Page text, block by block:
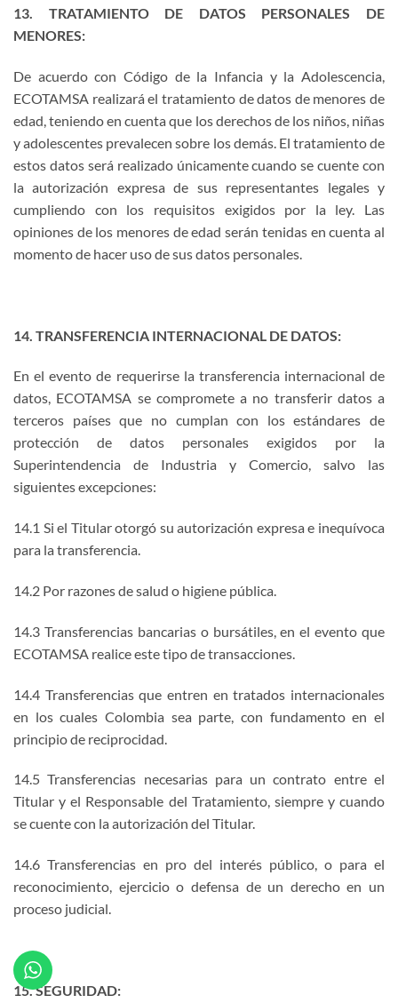
13. TRATAMIENTO DE DATOS PERSONALES DE
MENORES:
De acuerdo con Código de la Infancia y la Adolescencia,
ECOTAMSA realizará el tratamiento de datos de menores de
edad, teniendo en cuenta que los derechos de los niños, niñas
y adolescentes prevalecen sobre los demás. El tratamiento de
estos datos será realizado únicamente cuando se cuente con
la autorización expresa de sus representantes legales y
cumpliendo con los requisitos exigidos por la ley. Las
opiniones de los menores de edad serán tenidas en cuenta al
momento de hacer uso de sus datos personales.
14. TRANSFERENCIA INTERNACIONAL DE DATOS:
En el evento de requerirse la transferencia internacional de
datos, ECOTAMSA se compromete a no transferir datos a
terceros países que no cumplan con los estándares de
protección de datos personales exigidos por la
Superintendencia de Industria y Comercio, salvo las
siguientes excepciones:
14.1 Si el Titular otorgó su autorización expresa e inequívoca
para la transferencia.
14.2 Por razones de salud o higiene pública.
14.3 Transferencias bancarias o bursátiles, en el evento que
ECOTAMSA realice este tipo de transacciones.
14.4 Transferencias que entren en tratados internacionales
en los cuales Colombia sea parte, con fundamento en el
principio de reciprocidad.
14.5 Transferencias necesarias para un contrato entre el
Titular y el Responsable del Tratamiento, siempre y cuando
se cuente con la autorización del Titular.
14.6 Transferencias en pro del interés público, o para el
reconocimiento, ejercicio o defensa de un derecho en un
proceso judicial.
15. SEGURIDAD: